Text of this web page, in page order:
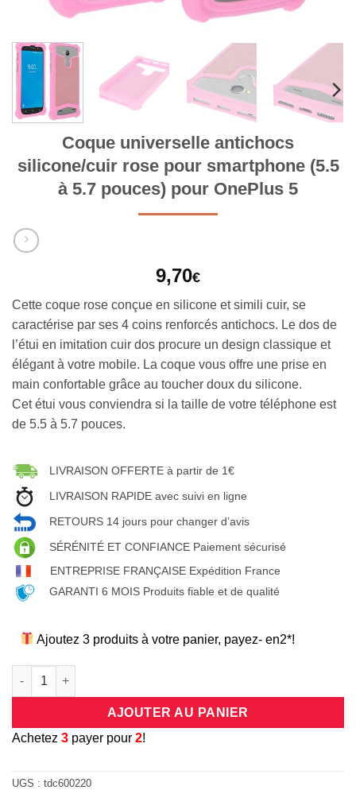
Coque universelle antichocs
silicone/cuir rose pour smartphone (5.5
à 5.7 pouces) pour OnePlus 5
9,70€
Cette coque rose conçue en silicone et simili cuir, se
caractérise par ses 4 coins renforcés antichocs. Le dos de
l’étui en imitation cuir dos procure un design classique et
élégant à votre mobile. La coque vous offre une prise en
main confortable grâce au toucher doux du silicone.
Cet étui vous conviendra si la taille de votre téléphone est
de 5.5 à 5.7 pouces.
LIVRAISON OFFERTE à partir de 1€
LIVRAISON RAPIDE avec suivi en ligne
RETOURS 14 jours pour changer d’avis
SÉRÉNITÉ ET CONFIANCE Paiement sécurisé
ENTREPRISE FRANÇAISE Expédition France
GARANTI 6 MOIS Produits fiable et de qualité
Ajoutez 3 produits à votre panier, payez- en2*!
quantité de Coque universelle antichocs silicone/cuir rose
AJOUTER AU PANIER
Achetez 3 payer pour 2!
UGS : tdc600220